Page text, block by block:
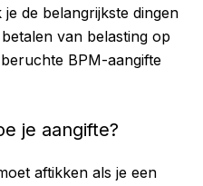
de belangrijkste dingen
van belasting op
BPM-aangifte
je aangifte?
aftikken als je een